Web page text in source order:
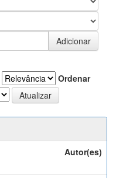
Ordenar
Autor(es)